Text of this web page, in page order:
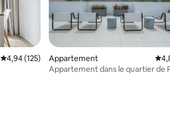
Évaluation moyenne sur la base de 125
4,94 (125)
Appartement
Appartement dans le quartier de